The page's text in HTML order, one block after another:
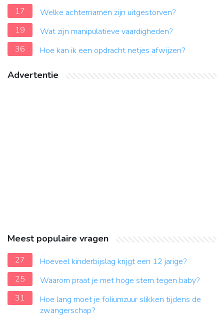
17
Welke achternamen zijn uitgestorven?
19
Wat zijn manipulatieve vaardigheden?
36
Hoe kan ik een opdracht netjes afwijzen?
Advertentie
Meest populaire vragen
27
Hoeveel kinderbijslag krijgt een 12 jarige?
25
Waarom praat je met hoge stem tegen baby?
31
Hoe lang moet je foliumzuur slikken tijdens de
zwangerschap?